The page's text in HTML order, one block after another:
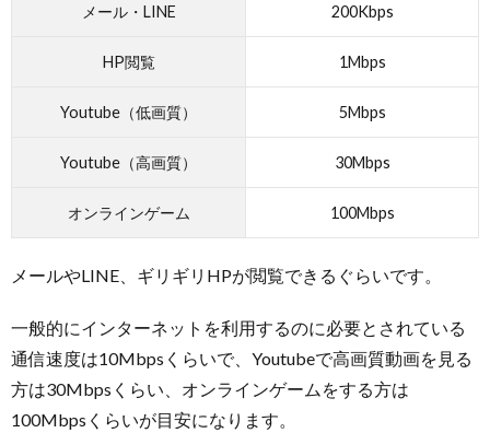
メール・LINE 200Kbps
HP閲覧 1Mbps
Youtube（低画質） 5Mbps
Youtube（高画質） 30Mbps
オンラインゲーム 100Mbps
メールやLINE、ギリギリHPが閲覧できるぐらいです。
一般的にインターネットを利用するのに必要とされている
通信速度は10Mbpsくらいで、Youtubeで高画質動画を見る
方は30Mbpsくらい、オンラインゲームをする方は
100Mbpsくらいが目安になります。